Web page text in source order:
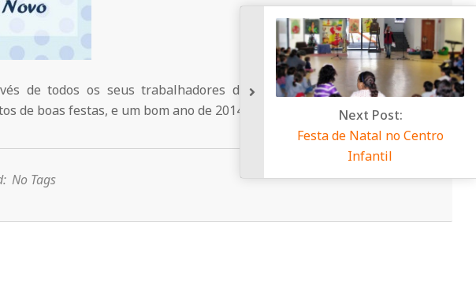
de todos os seus trabalhadores deseja a todos os cidadãos
de boas festas, e um bom ano de 2014!
No Tags
Next Post:
Festa de Natal no
Infantil